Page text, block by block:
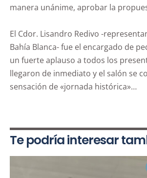
manera unánime, aprobar la
El Cdor. Lisandro Redivo -
Bahía Blanca- fue el encargado de
un fuerte aplauso a todos los
llegaron de inmediato y el salón se
sensación de «jornada histórica»…
Te podría interesar